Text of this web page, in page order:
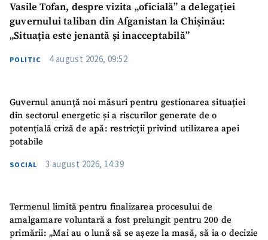
Vasile Tofan, despre vizita „oficială” a delegației
guvernului taliban din Afganistan la Chișinău:
„Situația este jenantă și inacceptabilă”
POLITIC 4 august 2026, 09:52
Guvernul anunță noi măsuri pentru gestionarea situației
din sectorul energetic și a riscurilor generate de o
potențială criză de apă: restricții privind utilizarea apei
potabile
SOCIAL 3 august 2026, 14:39
Termenul limită pentru finalizarea procesului de
amalgamare voluntară a fost prelungit pentru 200 de
primării: „Mai au o lună să se așeze la masă, să ia o decizie